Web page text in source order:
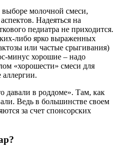
выборе молочной смеси,
Надеяться на
педиатра не приходится.
либо ярко выраженных
или частые срыгивания)
минус хорошие – надо
«хорошести» смеси для
аллергии.
давали в роддоме». Там, как
Ведь в большинстве своем
за счет спонсорских